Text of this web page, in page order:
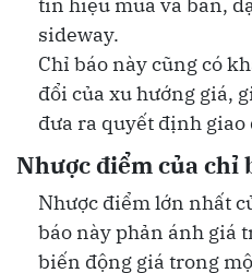
sideway.
Chỉ báo này cũng có
đổi của xu hướng giá,
đưa ra quyết định giao
Nhược điểm của chỉ
Nhược điểm lớn nhất
báo này phản ánh giá
biến động giá trong